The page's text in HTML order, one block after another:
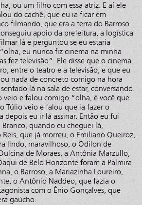
ou um filho com essa atriz. E aí ele
do cachê, que eu ia ficar em
filmando, que era a terra do Barroso.
apoio da prefeitura, a logística
lá e perguntou se eu estaria
eu nunca fiz cinema na minha
fez televisão”. Ele disse que o cinema
entre o teatro e a televisão, e que eu
nada de concreto comigo na hora
lá na sala de estar, conversando.
veio e falou comigo “olha, é você que
Túlio veio e falou que ia fazer o
depois eu ir lá assinar. Então eu fui
quando eu cheguei lá,
que já morreu, o Emiliano Queiroz,
lindo, maravilhoso, o Odilon de
de Moraes, a Antônia Marzullo,
de Belo Horizonte foram a Palmira
o Barroso, a Mariazinha Loureiro,
o Antônio Naddeo, que fazia o
com o Ênio Gonçalves, que
gaúcho.